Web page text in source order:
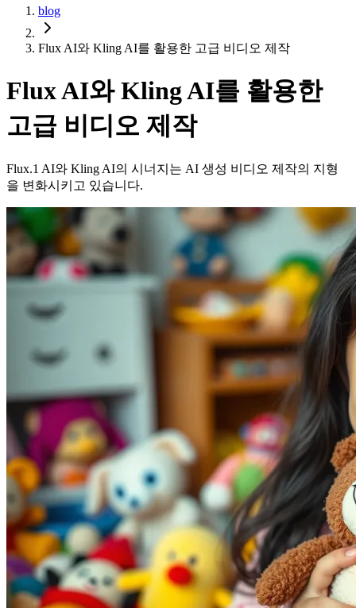
blog
Flux AI와 Kling AI를 활용한 고급 비디오 제작
Flux AI와 Kling AI를 활용한
고급 비디오 제작
Flux.1 AI와 Kling AI의 시너지는 AI 생성 비디오 제작의 지형
을 변화시키고 있습니다.